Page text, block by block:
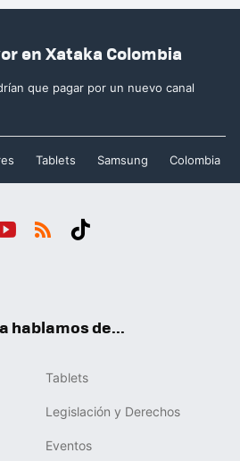
en Xataka Colombia
que pagar por un nuevo canal
Tablets Samsung Colombia
hablamos de...
Tablets
Legislación y Derechos
Eventos